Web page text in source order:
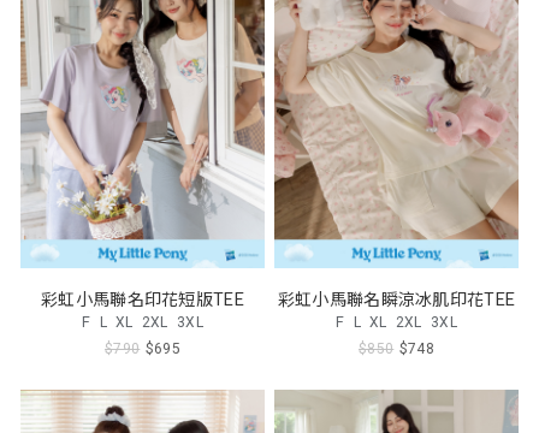
彩虹小馬聯名印花短版TEE
F L XL 2XL 3XL
$790 $695
彩虹小馬聯名瞬涼冰肌印花TEE
F L XL 2XL 3XL
$850 $748